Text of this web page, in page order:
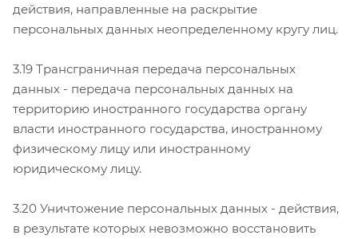
действия, направленные на раскрытие
персональных данных неопределенному кругу лиц.
3.19 Трансграничная передача персональных
данных - передача персональных данных на
территорию иностранного государства органу
власти иностранного государства, иностранному
физическому лицу или иностранному
юридическому лицу.
3.20 Уничтожение персональных данных - действия,
в результате которых невозможно восстановить